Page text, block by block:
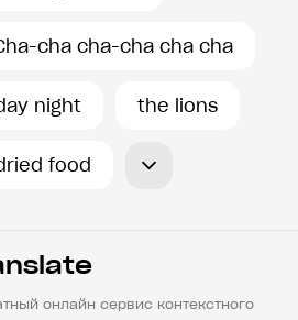
cha cha-cha cha cha
night the lions
food
онлайн сервис контекстного